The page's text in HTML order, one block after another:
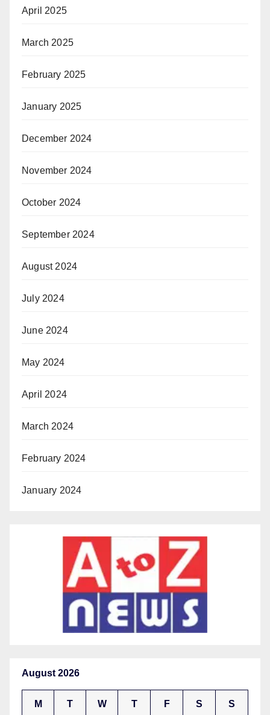
April 2025
March 2025
February 2025
January 2025
December 2024
November 2024
October 2024
September 2024
August 2024
July 2024
June 2024
May 2024
April 2024
March 2024
February 2024
January 2024
August 2026
M T W T F S S